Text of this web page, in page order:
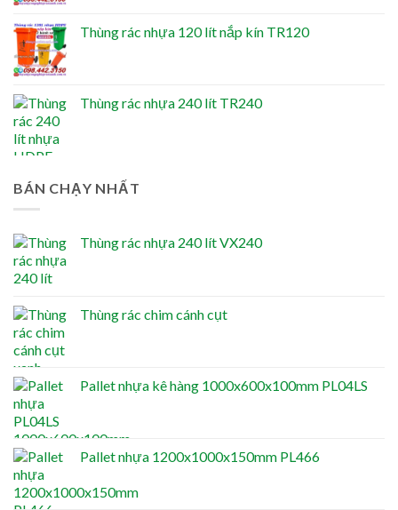
Thùng rác nhựa 120 lít nắp kín TR120
Thùng rác nhựa 240 lít TR240
BÁN CHẠY NHẤT
Thùng rác nhựa 240 lít VX240
Thùng rác chim cánh cụt
Pallet nhựa kê hàng 1000x600x100mm PL04LS
Pallet nhựa 1200x1000x150mm PL466